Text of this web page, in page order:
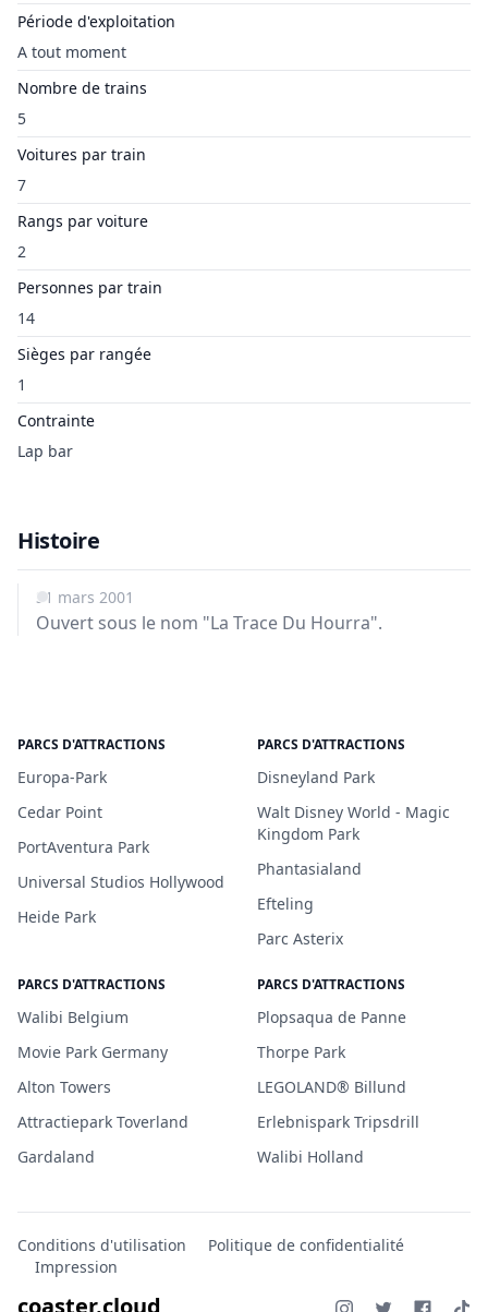
Période d'exploitation
A tout moment
Nombre de trains
5
Voitures par train
7
Rangs par voiture
2
Personnes par train
14
Sièges par rangée
1
Contrainte
Lap bar
Histoire
31 mars 2001
Ouvert sous le nom "La Trace Du Hourra".
PARCS D'ATTRACTIONS
Europa-Park
Cedar Point
PortAventura Park
Universal Studios Hollywood
Heide Park
PARCS D'ATTRACTIONS
Disneyland Park
Walt Disney World - Magic
Kingdom Park
Phantasialand
Efteling
Parc Asterix
PARCS D'ATTRACTIONS
Walibi Belgium
Movie Park Germany
Alton Towers
Attractiepark Toverland
Gardaland
PARCS D'ATTRACTIONS
Plopsaqua de Panne
Thorpe Park
LEGOLAND® Billund
Erlebnispark Tripsdrill
Walibi Holland
Conditions d'utilisation
Politique de confidentialité
Impression
coaster.cloud